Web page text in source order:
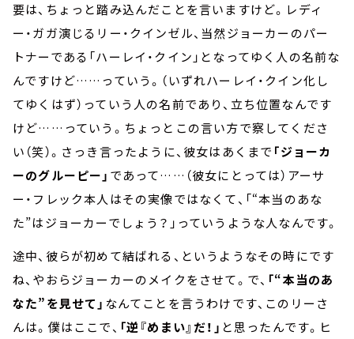
要は、ちょっと踏み込んだことを言いますけど。レディ
ー・ガガ演じるリー・クインゼル、当然ジョーカーのパー
トナーである「ハーレイ・クイン」となってゆく人の名前な
んですけど……っていう。（いずれハーレイ・クイン化し
てゆくはず）っていう人の名前であり、立ち位置なんです
けど……っていう。ちょっとこの言い方で察してくださ
い（笑）。さっき言ったように、彼女はあくまで 「ジョーカ
ーのグルーピー」 であって……（彼女にとっては）アーサ
ー・フレック本人はその実像ではなくて、「“本当のあな
た”はジョーカーでしょう？」っていうような人なんです。
途中、彼らが初めて結ばれる、というようなその時にです
ね、やおらジョーカーのメイクをさせて。で、 「“本当のあ
なた”を見せて」 なんてことを言うわけです、このリーさ
んは。僕はここで、 「逆『めまい』だ！」 と思ったんです。ヒ